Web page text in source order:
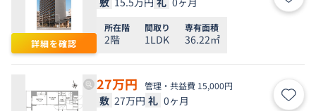
詳細を確認
お気
所在階
2階
間取り
1LDK
専有面積
36.22㎡
27万円 管理・共益費 15,000円
敷 27万円 礼 0ヶ月 お気